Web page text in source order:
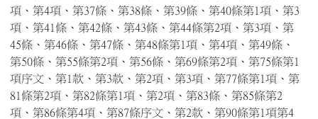
項、第4項、第37條、第38條、第39條、第40條第1項、第3
項、第41條、第42條、第43條、第44條第2項、第3項、第
45條、第46條、第47條、第48條第1項、第4項、第49條、
第50條、第55條第2項、第56條、第69條第2項、第75條第1
項序文、第1款、第3款、第2項、第3項、第77條第1項、第
81條第2項、第82條第1項、第2項、第83條、第85條第2
項、第86條第4項、第87條序文、第2款、第90條第1項第4